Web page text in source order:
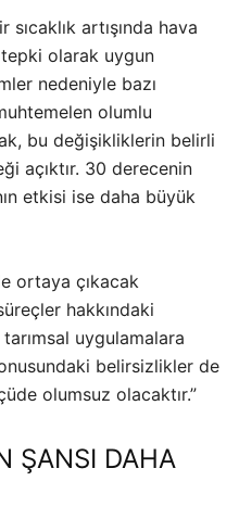
artışında hava
olarak uygun
nedeniyle bazı
olumlu
bu değişikliklerin belirli
açıktır. 30 derecenin
etkisi ise daha büyük
ortaya çıkacak
hakkındaki
uygulamalara
belirsizlikler de
olumsuz olacaktır.”
ŞANSI DAHA